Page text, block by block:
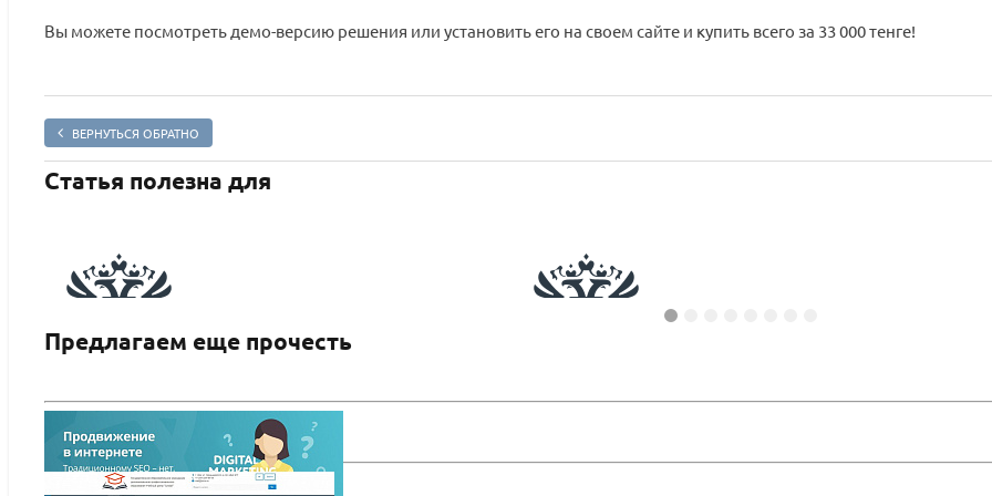
Вы можете посмотреть демо-версию решения или установить его на своем сайте и купить всего за 33 000 тенге!
ВЕРНУТЬСЯ ОБРАТНО
Статья полезна для
для слабовидящих
ПОДРОБНЕЕ
Предлагаем еще прочесть